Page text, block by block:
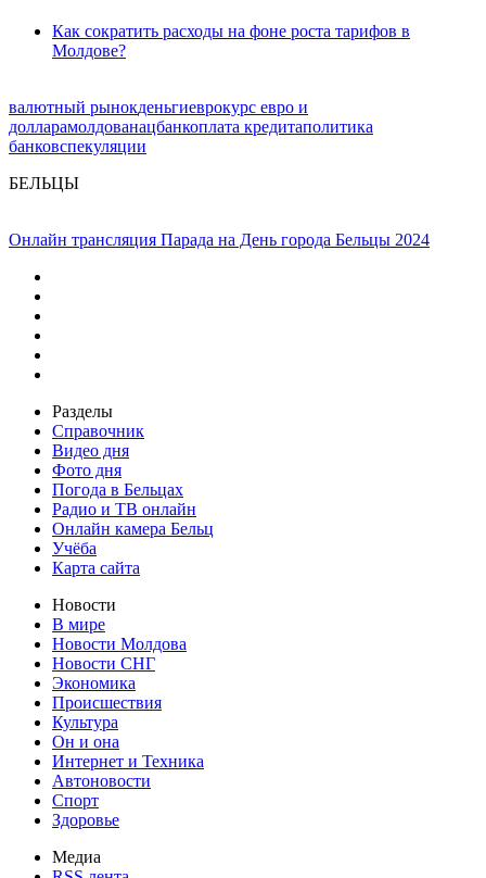
Как сократить расходы на фоне роста тарифов в
Молдове?
валютный рынокденьгиеврокурс евро и
долларамолдованацбанкоплата кредитаполитика
банковспекуляции
БЕЛЬЦЫ
Онлайн трансляция Парада на День города Бельцы 2024
Разделы
Справочник
Видео дня
Фото дня
Погода в Бельцах
Радио и ТВ онлайн
Онлайн камера Бельц
Учёба
Карта сайта
Новости
В мире
Новости Молдова
Новости СНГ
Экономика
Происшествия
Культура
Он и она
Интернет и Техника
Автоновости
Спорт
Здоровье
Медиа